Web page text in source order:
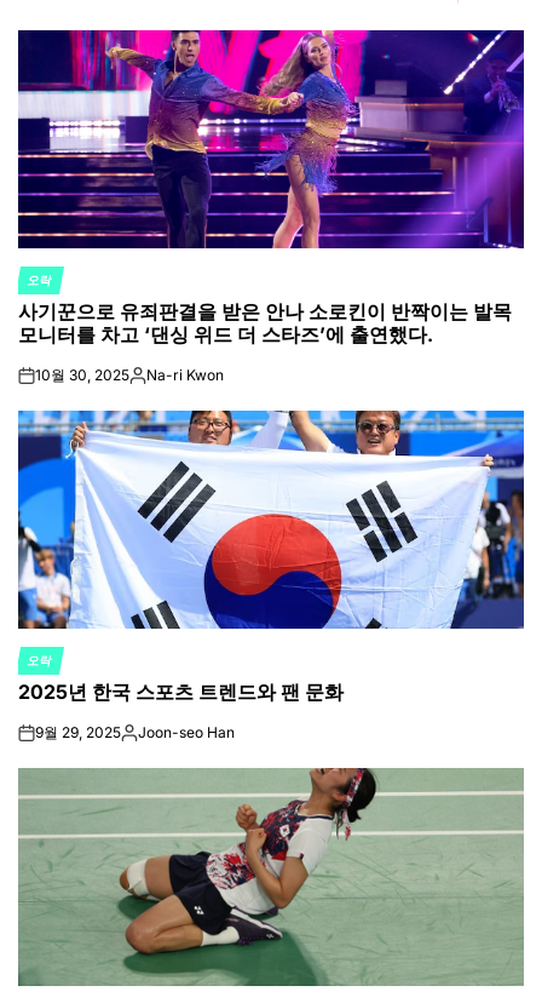
POSTED
IN
오락
사기꾼으로 유죄판결을 받은 안나 소로킨이 반짝이는 발목
모니터를 차고 ‘댄싱 위드 더 스타즈’에 출연했다.
on10월 30, 2025Posted
Na-ri Kwon
POSTED
IN
오락
2025년 한국 스포츠 트렌드와 팬 문화
on9월 29, 2025Posted
Joon-seo Han